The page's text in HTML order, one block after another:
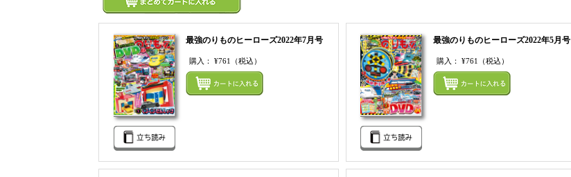
最強のりものヒーローズ2022年7月号
購入： ¥761 （税込）
まとめてカートにいれる
最強のりものヒーローズ2022年5月号
購入： ¥761 （税込）